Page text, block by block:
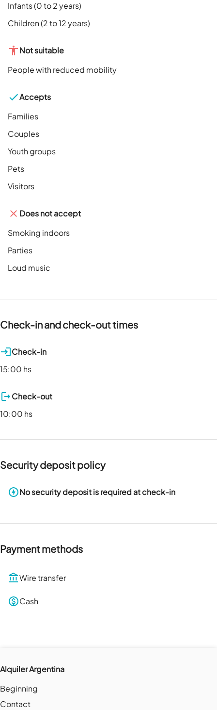
Infants (0 to 2 years)
Children (2 to 12 years)
Not suitable
People with reduced mobility
Accepts
Families
Couples
Youth groups
Pets
Visitors
Does not accept
Smoking indoors
Parties
Loud music
Check-in and check-out times
Check-in
15:00 hs
Check-out
10:00 hs
Security deposit policy
No security deposit is required at check-in
Payment methods
Wire transfer
Cash
Alquiler Argentina
Beginning
Contact